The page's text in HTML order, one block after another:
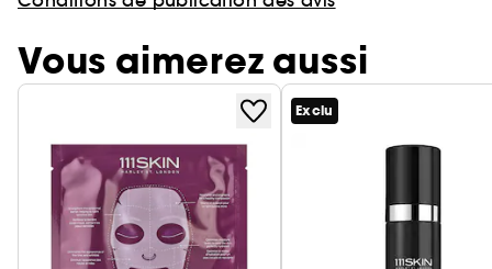
Vous aimerez aussi
Exclu